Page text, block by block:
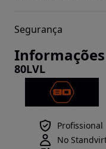
Segurança
80LVL
Profissional
No